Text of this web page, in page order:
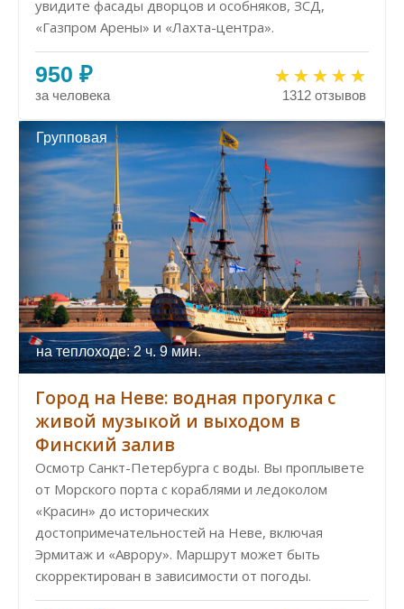
увидите фасады дворцов и особняков, ЗСД,
«Газпром Арены» и «Лахта-центра».
950 ₽
за человека 1312 отзывов
Групповая
на теплоходе: 2 ч. 9 мин.
Город на Неве: водная прогулка с
живой музыкой и выходом в
Финский залив
Осмотр Санкт-Петербурга с воды. Вы проплывете
от Морского порта с кораблями и ледоколом
«Красин» до исторических
достопримечательностей на Неве, включая
Эрмитаж и «Аврору». Маршрут может быть
скорректирован в зависимости от погоды.